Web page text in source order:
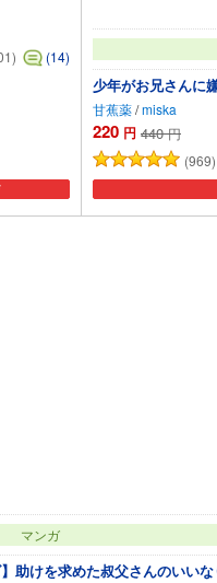
(14)
加
少年がお兄さんに
甘蕉薬/miska
220 円 440 円
(969)
マンガ
助けを求めた叔父さんのいいな